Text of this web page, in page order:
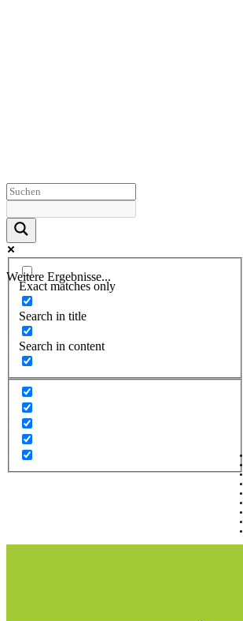
Weitere Ergebnisse...
Exact matches only
Search in title
Search in content